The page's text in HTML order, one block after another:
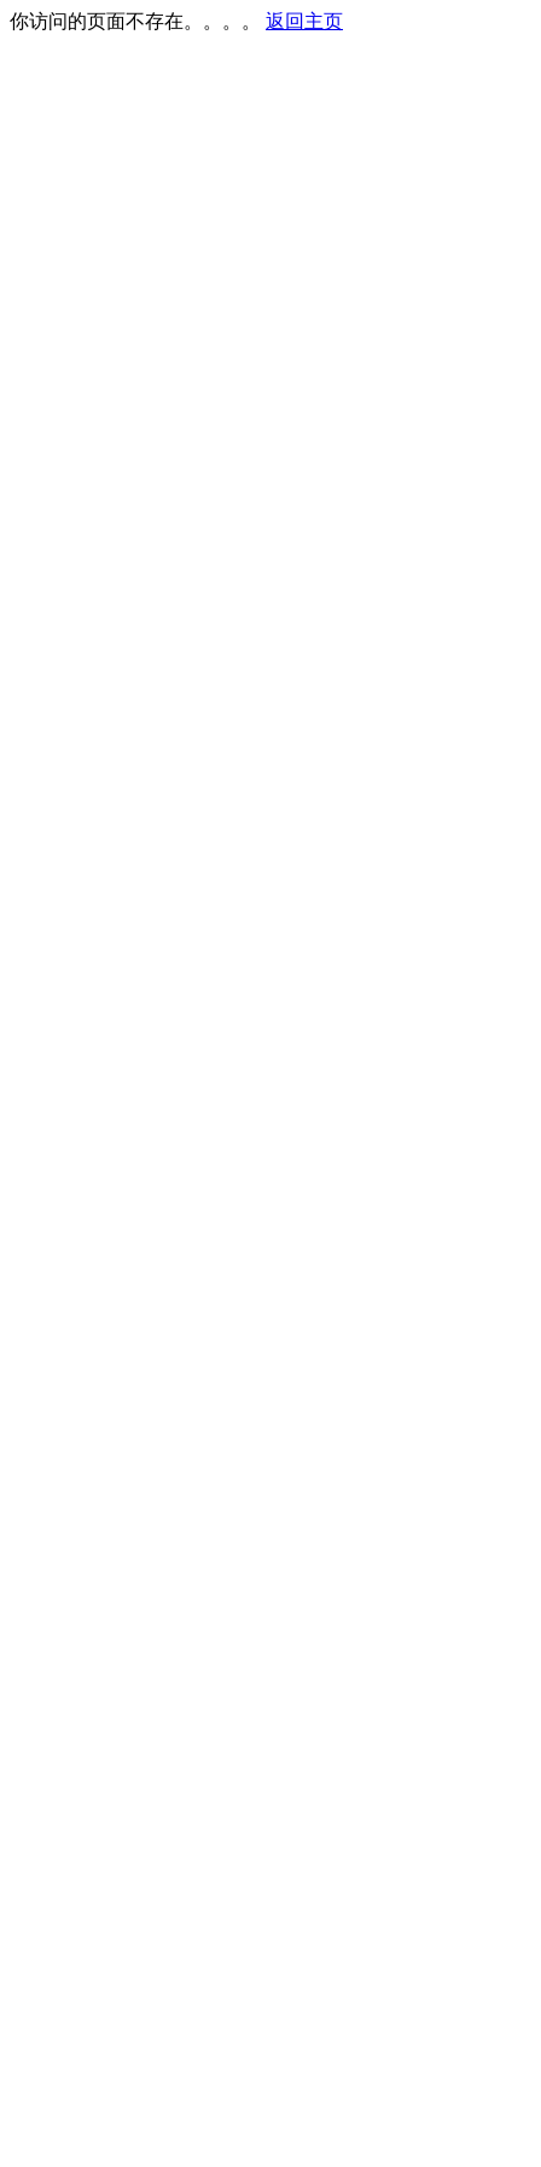
你访问的页面不存在。。。。 返回主页